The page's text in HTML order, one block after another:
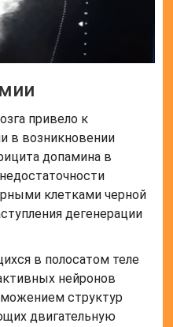
привело к
в возникновении
допамина в
клетками черной
дегенерации
в полосатом теле
нейронов
структур
двигательную